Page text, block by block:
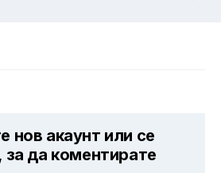
нов акаунт или се
за да коментирате